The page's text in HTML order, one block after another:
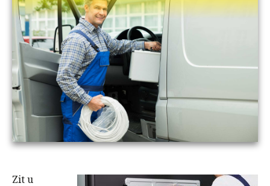
Zit u